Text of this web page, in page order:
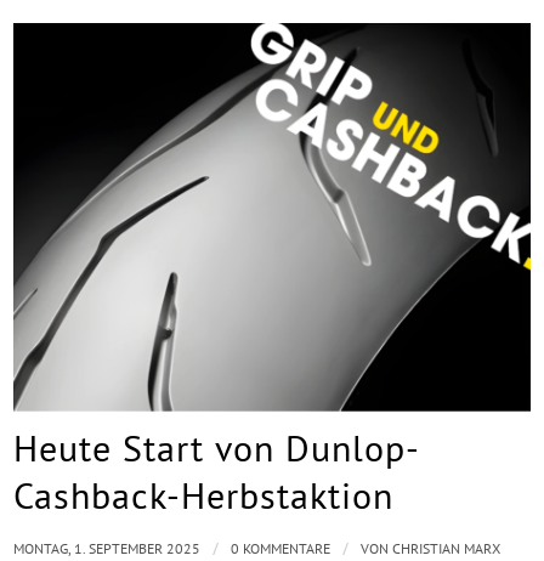
Heute Start von Dunlop-
Cashback-Herbstaktion
MONTAG, 1. SEPTEMBER 2025 / 0 KOMMENTARE / VONCHRISTIAN MARX